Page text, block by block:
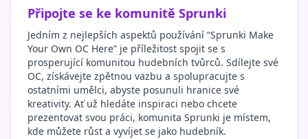
Připojte se ke komunitě Sprunki
Jedním z nejlepších aspektů používání “Sprunki Make
Your Own OC Here” je příležitost spojit se s
prosperující komunitou hudebních tvůrců. Sdílejte své
OC, získávejte zpětnou vazbu a spolupracujte s
ostatními umělci, abyste posunuli hranice své
kreativity. Ať už hledáte inspiraci nebo chcete
prezentovat svou práci, komunita Sprunki je místem,
kde můžete růst a vyvíjet se jako hudebník.